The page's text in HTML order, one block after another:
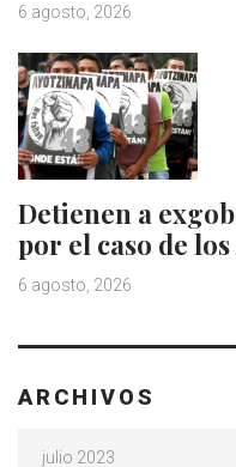
6 agosto, 2026
Detienen a
por el caso de
6 agosto, 2026
ARCHIVOS